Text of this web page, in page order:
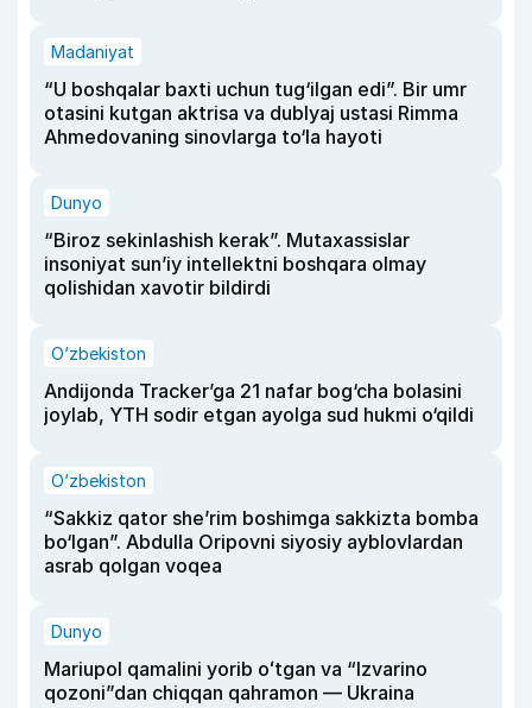
Madaniyat
“U boshqalar baxti uchun tug‘ilgan edi”. Bir umr
otasini kutgan aktrisa va dublyaj ustasi Rimma
Ahmedovaning sinovlarga to‘la hayoti
Dunyo
“Biroz sekinlashish kerak”. Mutaxassislar
insoniyat sun’iy intellektni boshqara olmay
qolishidan xavotir bildirdi
O‘zbekiston
Andijonda Tracker’ga 21 nafar bog‘cha bolasini
joylab, YTH sodir etgan ayolga sud hukmi o‘qildi
O‘zbekiston
“Sakkiz qator she’rim boshimga sakkizta bomba
bo‘lgan”. Abdulla Oripovni siyosiy ayblovlardan
asrab qolgan voqea
Dunyo
Mariupol qamalini yorib oʻtgan va “Izvarino
qozoni”dan chiqqan qahramon — Ukraina